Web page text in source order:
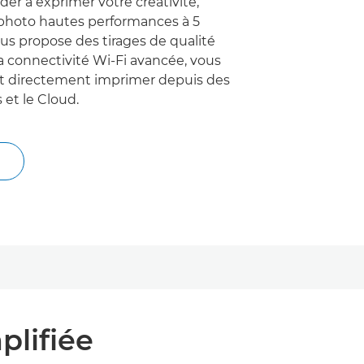
hautes performances à 5
propose des tirages de qualité
connectivité Wi-Fi avancée, vous
directement imprimer depuis des
et le Cloud.